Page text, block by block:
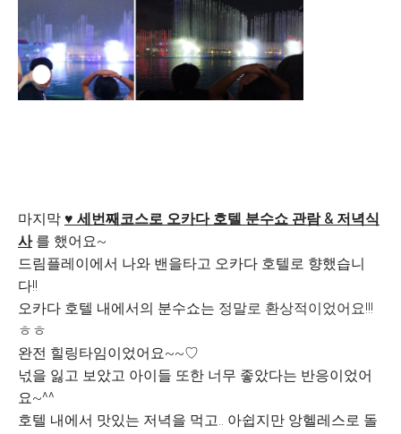
마지막 ♥ 세번째코스로 오카다 호텔 분수쇼 관람 & 저녁식
사를 했어요~
드림플레이에서 나와 밴을타고 오카다 호텔로 향했습니
다!!
오카다 호텔 내에서의 분수쇼는 정말로 환상적이었어요!!!
ㅎㅎ
완전 힐링타임이었어요~~♡
넋을 잃고 보았고 아이들 또한 너무 좋았다는 반응이었어
요~^^
호텔 내에서 맛있는 저녁을 먹고.. 아쉽지만 앙헬레스로 돌